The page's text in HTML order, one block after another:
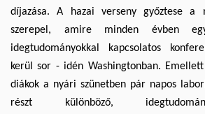
díjazása. A hazai verseny győztese a
szerepel, amire minden évben
idegtudományokkal kapcsolatos
kerül sor - idén Washingtonban.
diákok a nyári szünetben pár napos
részt különböző,